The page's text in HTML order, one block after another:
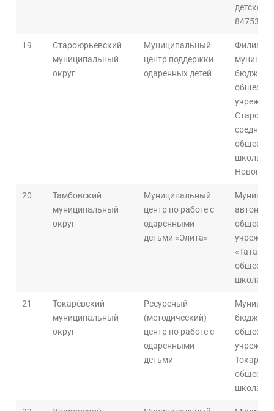
детского
19
Староюрьевский
муниципальный
округ
Муниципальный
центр поддержки
одаренных детей
Филиал
средней
школы в
20
Тамбовский
муниципальный
округ
Муниципальный
центр по работе с
одаренными
детьми «Элита»
школа»
21
Токарёвский
муниципальный
округ
Ресурсный
(методический)
центр по работе с
одаренными
детьми
школа №